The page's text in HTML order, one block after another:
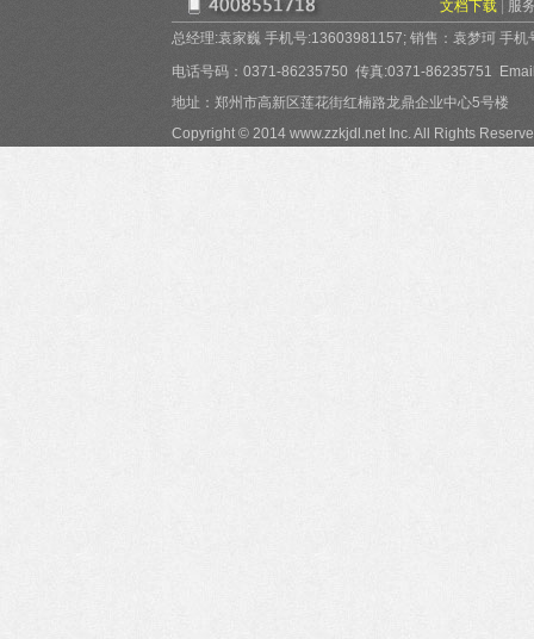
文档下载
服
总经理:袁家巍 手机号:13603981157; 销售：袁梦珂 手
电话号码：0371-86235750 传真:0371-86235751
地址：郑州市高新区莲花街红楠路龙鼎企业中心5号楼
Copyright © 2014 www.zzkjdl.net Inc. All Rights